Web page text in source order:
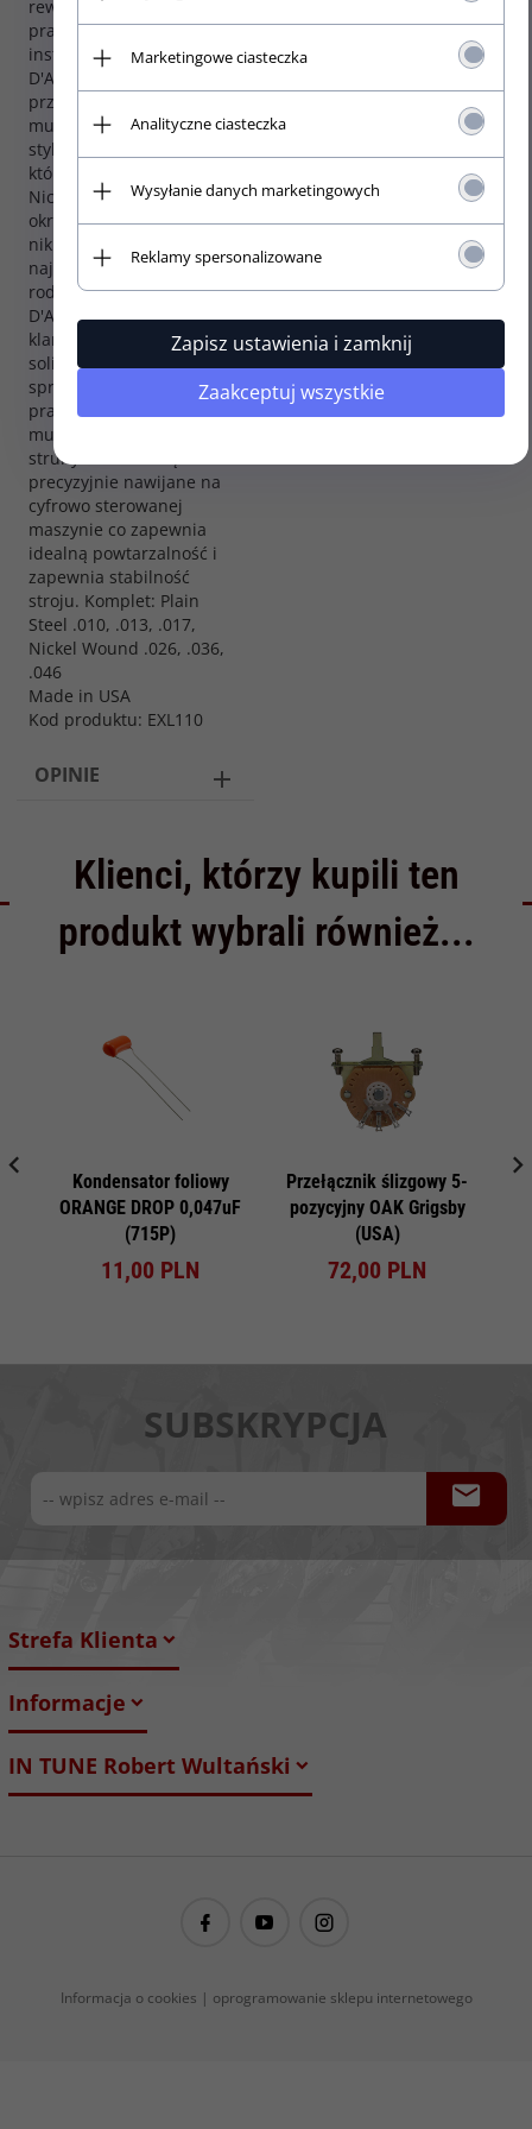
rewelacyjne struny do
praktycznie każdego
instrumentu. Struny
D'Addario są wybierane
przez najlepszych
muzyków niezależnie od
stylu czy instrumentu na
którym grają. D’Addario XL
Nickel to struny z
okrągłym rdzeniem i
niklowaną owijką. Jest to
najbardziej popularny
rodzaj strun firmy
D'Addario a jego jasne,
klarowne brzmienie z
solidną podstawą w dole
sprawdza się świetnie w
praktycznie każdym stylu
muzycznym. Wszystkie
struny XL Nickel są
precyzyjnie nawijane na
cyfrowo sterowanej
maszynie co zapewnia
idealną powtarzalność i
zapewnia stabilność
stroju. Komplet: Plain
Steel .010, .013, .017,
Nickel Wound .026, .036,
.046
Made in USA
Kod produktu: EXL110
OPINIE
Niklowane
Typ owijki:
Klienci, którzy kupili ten
produkt wybrali również...
Kondensator foliowy
ORANGE DROP 0,047uF
(715P)
11,00 PLN
Przełącznik ślizgowy 5-
pozycyjny OAK Grigsby
(USA)
72,00 PLN
SUBSKRYPCJA
Strefa Klienta
Informacje
IN TUNE Robert Wultański
guitarproject@guitarproject.pl
Informacja o cookies | oprogramowanie sklepu internetowego
Marketingowe ciasteczka
Analityczne ciasteczka
Wysyłanie danych marketingowych
Reklamy spersonalizowane
Zapisz ustawienia i zamknij
Zaakceptuj wszystkie